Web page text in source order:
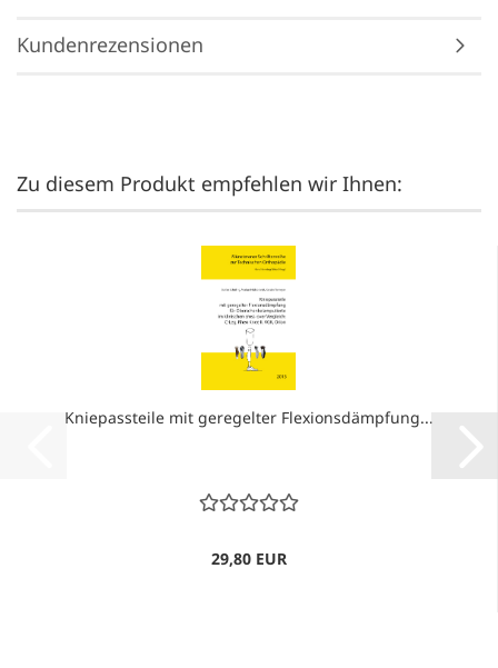
Kundenrezensionen
Zu diesem Produkt empfehlen wir Ihnen:
Kniepassteile mit geregelter Flexionsdämpfung...
29,80 EUR